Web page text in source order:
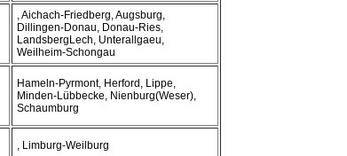
, Aichach-Friedberg, Augsburg,
Dillingen-Donau, Donau-Ries,
LandsbergLech, Unterallgaeu,
Weilheim-Schongau
Hameln-Pyrmont, Herford, Lippe,
Minden-Lübbecke, Nienburg(Weser),
Schaumburg
, Limburg-Weilburg